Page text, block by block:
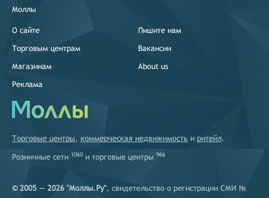
Моллы
О сайте
Торговым центрам
Магазинам
Реклама
Пишите нам
Вакансии
About us
Торговые центры, коммерческая недвижимость и ритейл.
Розничные сети 1060 и торговые центры 966
© 2005 — 2026 "Моллы.Ру", свидетельство о регистрации СМИ №